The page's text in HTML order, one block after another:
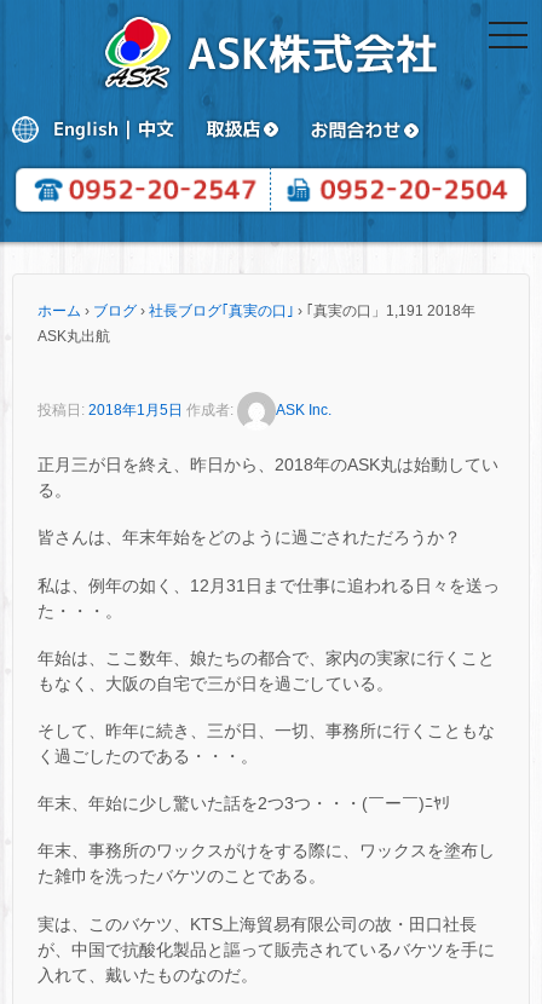
ホーム › ブログ › 社長ブログ｢真実の口｣ › ｢真実の口」1,191 2018年
ASK丸出航
投稿日: 2018年1月5日 作成者: ASK Inc.
正月三が日を終え、昨日から、2018年のASK丸は始動してい
る。
皆さんは、年末年始をどのように過ごされただろうか？
私は、例年の如く、12月31日まで仕事に追われる日々を送っ
た・・・。
年始は、ここ数年、娘たちの都合で、家内の実家に行くこと
もなく、大阪の自宅で三が日を過ごしている。
そして、昨年に続き、三が日、一切、事務所に行くこともな
く過ごしたのである・・・。
年末、年始に少し驚いた話を2つ3つ・・・(￣ー￣)ﾆﾔﾘ
年末、事務所のワックスがけをする際に、ワックスを塗布し
た雑巾を洗ったバケツのことである。
実は、このバケツ、KTS上海貿易有限公司の故・田口社長
が、中国で抗酸化製品と謳って販売されているバケツを手に
入れて、戴いたものなのだ。